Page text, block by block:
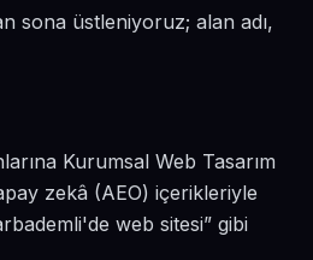
sona üstleniyoruz; alan adı,
Kurumsal Web Tasarım
zekâ (AEO) içerikleriyle
web sitesi” gibi